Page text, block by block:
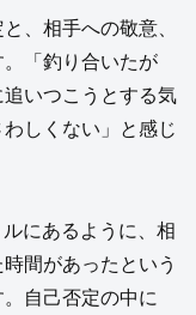
、相手への敬意、
「釣り合いたが
いつこうとする気
しくない」と感じ
にあるように、相
間があったという
自己否定の中に